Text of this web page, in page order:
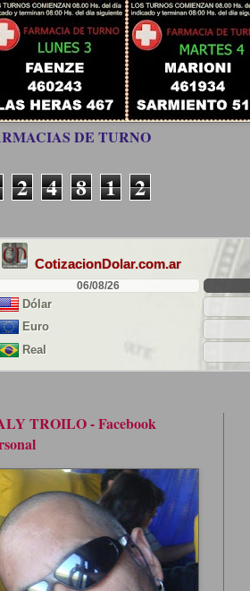
DE TURNO
2 4 8 1 2
TROILO - Facebook